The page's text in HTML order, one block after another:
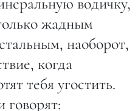
жадным
наоборот,
когда
тебя угостить.